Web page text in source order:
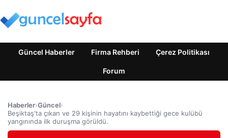
Güncel Haberler Firma Rehberi Çerez Politikası
Forum
Haberler›Güncel›
Beşiktaş'ta çıkan ve 29 kişinin hayatını kaybettiği gece kulübü
yangınında ilk duruşma görüldü.